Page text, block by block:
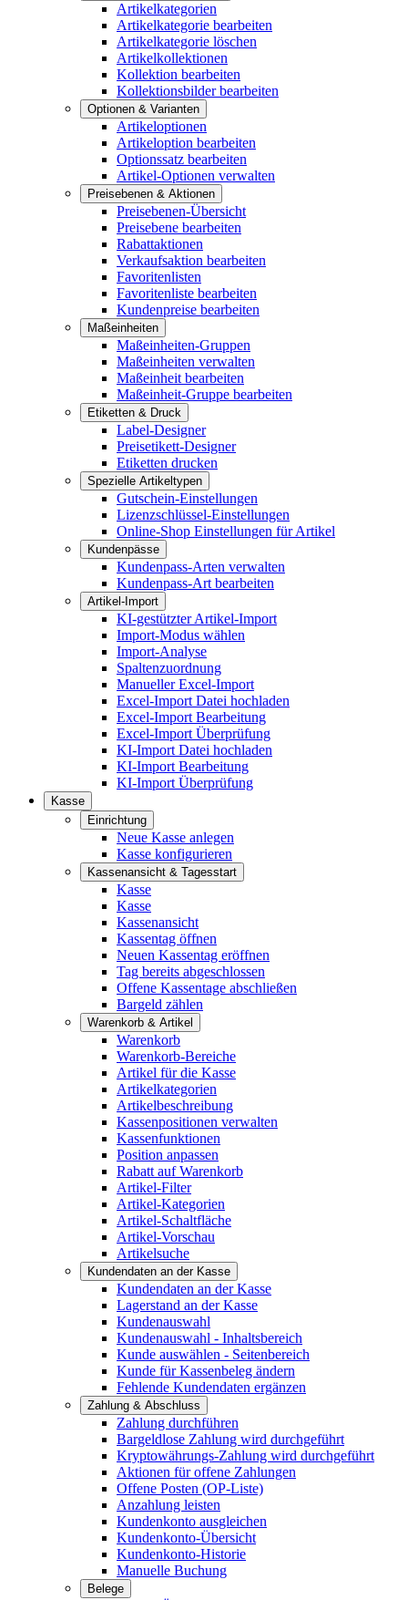
Artikelkategorien
Artikelkategorie bearbeiten
Artikelkategorie löschen
Artikelkollektionen
Kollektion bearbeiten
Kollektionsbilder bearbeiten
Optionen & Varianten
Artikeloptionen
Artikeloption bearbeiten
Optionssatz bearbeiten
Artikel-Optionen verwalten
Preisebenen & Aktionen
Preisebenen-Übersicht
Preisebene bearbeiten
Rabattaktionen
Verkaufsaktion bearbeiten
Favoritenlisten
Favoritenliste bearbeiten
Kundenpreise bearbeiten
Maßeinheiten
Maßeinheiten-Gruppen
Maßeinheiten verwalten
Maßeinheit bearbeiten
Maßeinheit-Gruppe bearbeiten
Etiketten & Druck
Label-Designer
Preisetikett-Designer
Etiketten drucken
Spezielle Artikeltypen
Gutschein-Einstellungen
Lizenzschlüssel-Einstellungen
Online-Shop Einstellungen für Artikel
Kundenpässe
Kundenpass-Arten verwalten
Kundenpass-Art bearbeiten
Artikel-Import
KI-gestützter Artikel-Import
Import-Modus wählen
Import-Analyse
Spaltenzuordnung
Manueller Excel-Import
Excel-Import Datei hochladen
Excel-Import Bearbeitung
Excel-Import Überprüfung
KI-Import Datei hochladen
KI-Import Bearbeitung
KI-Import Überprüfung
Kasse
Einrichtung
Neue Kasse anlegen
Kasse konfigurieren
Kassenansicht & Tagesstart
Kasse
Kasse
Kassenansicht
Kassentag öffnen
Neuen Kassentag eröffnen
Tag bereits abgeschlossen
Offene Kassentage abschließen
Bargeld zählen
Warenkorb & Artikel
Warenkorb
Warenkorb-Bereiche
Artikel für die Kasse
Artikelkategorien
Artikelbeschreibung
Kassenpositionen verwalten
Kassenfunktionen
Position anpassen
Rabatt auf Warenkorb
Artikel-Filter
Artikel-Kategorien
Artikel-Schaltfläche
Artikel-Vorschau
Artikelsuche
Kundendaten an der Kasse
Kundendaten an der Kasse
Lagerstand an der Kasse
Kundenauswahl
Kundenauswahl - Inhaltsbereich
Kunde auswählen - Seitenbereich
Kunde für Kassenbeleg ändern
Fehlende Kundendaten ergänzen
Zahlung & Abschluss
Zahlung durchführen
Bargeldlose Zahlung wird durchgeführt
Kryptowährungs-Zahlung wird durchgeführt
Aktionen für offene Zahlungen
Offene Posten (OP-Liste)
Anzahlung leisten
Kundenkonto ausgleichen
Kundenkonto-Übersicht
Kundenkonto-Historie
Manuelle Buchung
Belege